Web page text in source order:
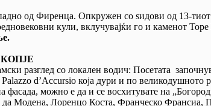
од Фиренца. Опкружен со ѕидови од 13-
кули, вклучувајќи го и каменот
разглед со локален водич: Посетата
d’Accursio која дури и по
можно е да и се восхитувате на
Модена, Лоренцо Коста, Франческо